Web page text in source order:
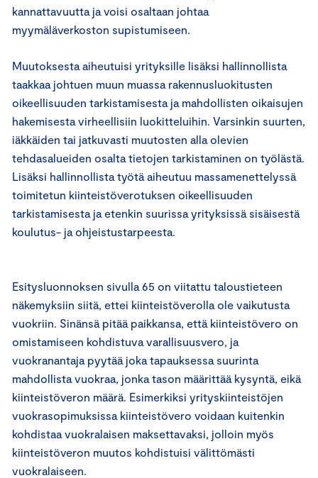
kannattavuutta ja voisi osaltaan johtaa
myymäläverkoston supistumiseen.
Muutoksesta aiheutuisi yrityksille lisäksi hallinnollista
taakkaa johtuen muun muassa rakennusluokitusten
oikeellisuuden tarkistamisesta ja mahdollisten oikaisujen
hakemisesta virheellisiin luokitteluihin. Varsinkin suurten,
iäkkäiden tai jatkuvasti muutosten alla olevien
tehdasalueiden osalta tietojen tarkistaminen on työlästä.
Lisäksi hallinnollista työtä aiheutuu massamenettelyssä
toimitetun kiinteistöverotuksen oikeellisuuden
tarkistamisesta ja etenkin suurissa yrityksissä sisäisestä
koulutus- ja ohjeistustarpeesta.
Esitysluonnoksen sivulla 65 on viitattu taloustieteen
näkemyksiin siitä, ettei kiinteistöverolla ole vaikutusta
vuokriin. Sinänsä pitää paikkansa, että kiinteistövero on
omistamiseen kohdistuva varallisuusvero, ja
vuokranantaja pyytää joka tapauksessa suurinta
mahdollista vuokraa, jonka tason määrittää kysyntä, eikä
kiinteistöveron määrä. Esimerkiksi yrityskiinteistöjen
vuokrasopimuksissa kiinteistövero voidaan kuitenkin
kohdistaa vuokralaisen maksettavaksi, jolloin myös
kiinteistöveron muutos kohdistuisi välittömästi
vuokralaiseen.